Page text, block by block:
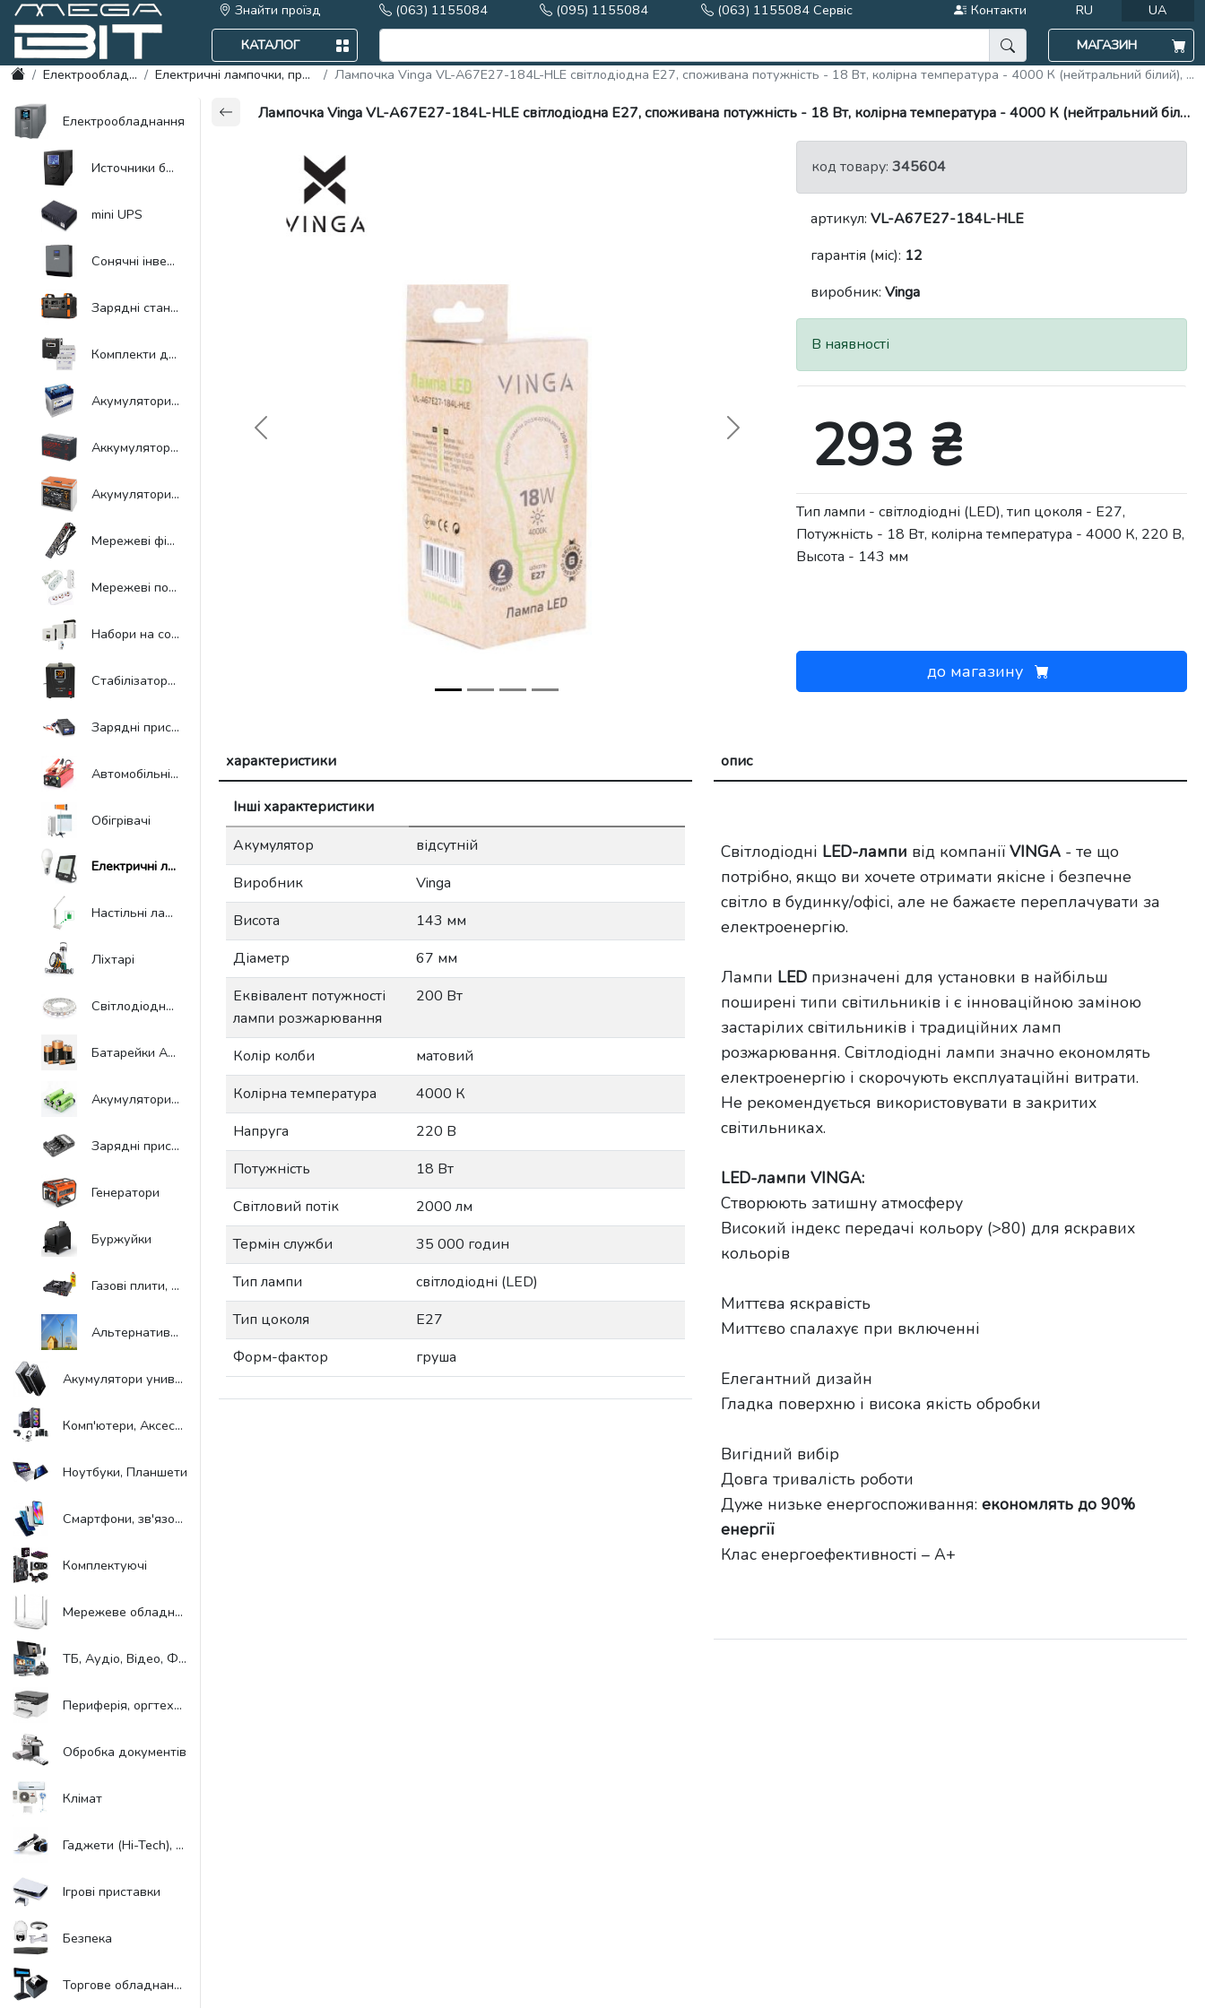
Знайти проїзд (063) 1155084 (095) 1155084
(063) 1155084 Сервіс
(063) 1155084 Viber
Контакти RU
UA
КАТАЛОГ
МАГАЗИН
Електрообладнання
Електричні лампочки, прожектора Лампочка Vinga VL-A67E27-184L-HLE світлодіодна Е27, споживана потужність - 18 Вт, колірна температура - 4000 К (нейтральний білий), 220 В, особливості - енергозберігаюча
Електрообладнання
Источники бесперебойного питания UPS
mini UPS
Сонячні інвертори, гибридні
Зарядні станції
Комплекти для резервного живлення
Акумулятори автомобільні
Аккумуляторные батареи для UPS
Акумулятори LiFePo4
Мережеві фільтри
Мережеві подовжувачі, трійники, колодки
Набори на сонячних батареях
Стабілізатори напруги
Зарядні пристрої для акумуляторів та балансири
Автомобільні інвертори
Обігрівачі
Електричні лампочки, прожектора
Настільні лампи
Ліхтарі
Світлодіодна стрічка
Батарейки AA/AAA/18650
Акумулятори AA/AAA/18650
Зарядні пристрої для акумуляторів AA/AAA/18650
Генератори
Буржуйки
Газові плити, пальники, лампи, балони
Альтернативна енергетика (сонячні/вітросистеми)
Акумулятори универсальні, Power Bank
Комп'ютери, Aксесуари
Ноутбуки, Планшети
Смартфони, зв'язок, навігація
Комплектуючі
Мережеве обладнання
ТБ, Аудіо, Відео, Фото
Периферія, оргтехніка
Обробка документів
Клімат
Гаджети (Hi-Tech), Віртуальна реальність
Ігрові приставки
Безпека
Торгове обладнання
Лампочка Vinga VL-A67E27-184L-HLE світлодіодна Е27, споживана потужність - 18 Вт, колірна температура - 4000 К (нейтральний білий), 220 В, особливості - енергозберігаюча
Previous Next
код товару: 345604
артикул: VL-A67E27-184L-HLE
гарантія (міс): 12
виробник: Vinga
В наявності
293 ₴
Тип лампи - світлодіодні (LED), тип цоколя - E27,
Потужність - 18 Вт, колірна температура - 4000 К, 220 В,
Высота - 143 мм
до магазину
характеристики
Інші характеристики
Акумулятор
відсутній
Виробник
Vinga
Висота
143 мм
Діаметр
67 мм
Еквівалент потужності
лампи розжарювання
200 Вт
Колір колби
матовий
Колірна температура
4000 К
Напруга
220 В
Потужність
18 Вт
Світловий потік
2000 лм
Термін служби
35 000 годин
Тип лампи
світлодіодні (LED)
Тип цоколя
E27
Форм-фактор
груша
опис
Світлодіодні LED-лампи від компанії VINGA - те що
потрібно, якщо ви хочете отримати якісне і безпечне
світло в будинку/офісі, але не бажаєте переплачувати за
електроенергію.
Лампи LED призначені для установки в найбільш
поширені типи світильників і є інноваційною заміною
застарілих світильників і традиційних ламп
розжарювання. Світлодіодні лампи значно економлять
електроенергію і скорочують експлуатаційні витрати.
Не рекомендується використовувати в закритих
світильниках.
LED-лампи VINGA:
Створюють затишну атмосферу
Високий індекс передачі кольору (>80) для яскравих
кольорів
Миттєва яскравість
Миттєво спалахує при включенні
Елегантний дизайн
Гладка поверхню і висока якість обробки
Вигідний вибір
Довга тривалість роботи
Дуже низьке енергоспоживання: економлять до 90%
енергії
Клас енергоефективності – A+